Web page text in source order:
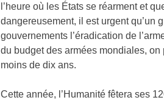
l’heure où les États se réarment et
dangereusement, il est urgent qu’un
gouvernements l’éradication de
du budget des armées mondiales,
moins de dix ans.
Cette année, l’Humanité fêtera ses